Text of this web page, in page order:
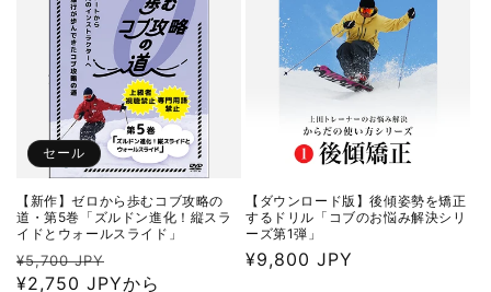
セール
【新作】ゼロから歩むコブ攻略の
道・第5巻「ズルドン進化！縦スラ
イドとウォールスライド」
通
常
¥5,700 JPY
ー
¥2,750 JPYから
【ダウンロード版】後傾姿勢を矯正
するドリル「コブのお悩み解決シリ
ーズ第1弾」
通
¥9,800 JPY